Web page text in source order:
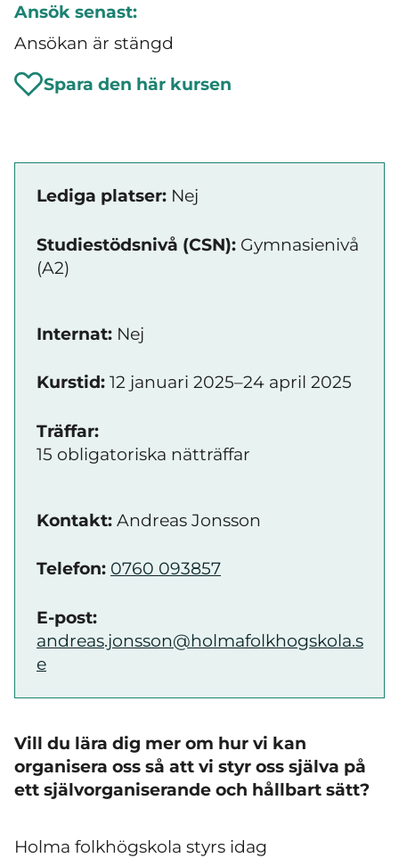
Ansök senast:
Ansökan är stängd
Spara den här kursen
Lediga platser: Nej
Studiestödsnivå (CSN): Gymnasienivå
(A2)
Internat: Nej
Kurstid: 12 januari 2025–24 april 2025
Träffar:
15 obligatoriska nätträffar
Kontakt: Andreas Jonsson
Telefon: 0760 093857
E-post:
andreas.jonsson@holmafolkhogskola.s
e
Vill du lära dig mer om hur vi kan
organisera oss så att vi styr oss själva på
ett självorganiserande och hållbart sätt?
Holma folkhögskola styrs idag